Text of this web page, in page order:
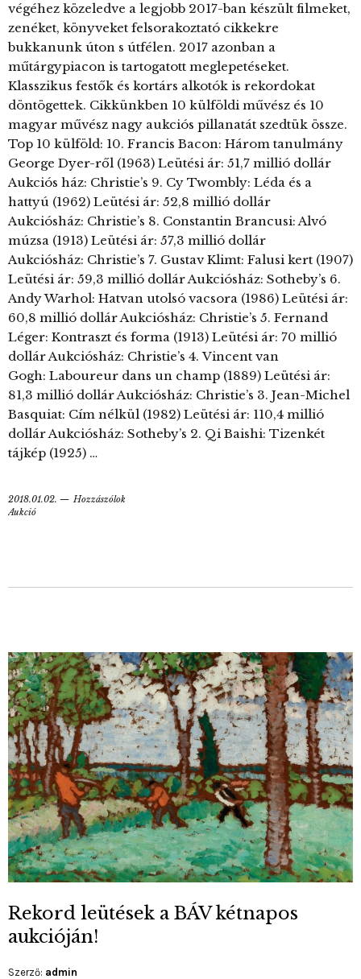
végéhez közeledve a legjobb 2017-ban készült filmeket,
zenéket, könyveket felsorakoztató cikkekre
bukkanunk úton s útfélen. 2017 azonban a
műtárgypiacon is tartogatott meglepetéseket.
Klasszikus festők és kortárs alkotók is rekordokat
döntögettek. Cikkünkben 10 külföldi művész és 10
magyar művész nagy aukciós pillanatát szedtük össze.
Top 10 külföld: 10. Francis Bacon: Három tanulmány
George Dyer-ről (1963) Leütési ár: 51,7 millió dollár
Aukciós ház: Christie’s 9. Cy Twombly: Léda és a
hattyú (1962) Leütési ár: 52,8 millió dollár
Aukciósház: Christie’s 8. Constantin Brancusi: Alvó
múzsa (1913) Leütési ár: 57,3 millió dollár
Aukciósház: Christie’s 7. Gustav Klimt: Falusi kert (1907)
Leütési ár: 59,3 millió dollár Aukciósház: Sotheby’s 6.
Andy Warhol: Hatvan utolsó vacsora (1986) Leütési ár:
60,8 millió dollár Aukciósház: Christie’s 5. Fernand
Léger: Kontraszt és forma (1913) Leütési ár: 70 millió
dollár Aukciósház: Christie’s 4. Vincent van
Gogh: Laboureur dans un champ (1889) Leütési ár:
81,3 millió dollár Aukciósház: Christie’s 3. Jean-Michel
Basquiat: Cím nélkül (1982) Leütési ár: 110,4 millió
dollár Aukciósház: Sotheby’s 2. Qi Baishi: Tizenkét
tájkép (1925) …
2018.01.02.
Hozzászólok
Aukció
Rekord leütések a BÁV kétnapos
aukcióján!
Szerző: admin